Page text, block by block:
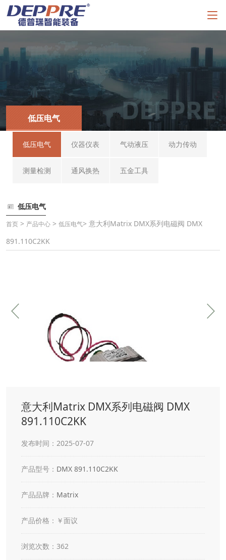
低压电气
低压电气 仪器仪表 气动液压 动力传动
测量检测 通风换热 五金工具
低压电气
首页 > 产品中心 > 低压电气> 意大利Matrix DMX系列电磁阀 DMX
891.110C2KK
意大利Matrix DMX系列电磁阀 DMX
891.110C2KK
发布时间：2025-07-07
产品型号： DMX 891.110C2KK
产品品牌： Matrix
产品价格：￥面议
浏览次数：362